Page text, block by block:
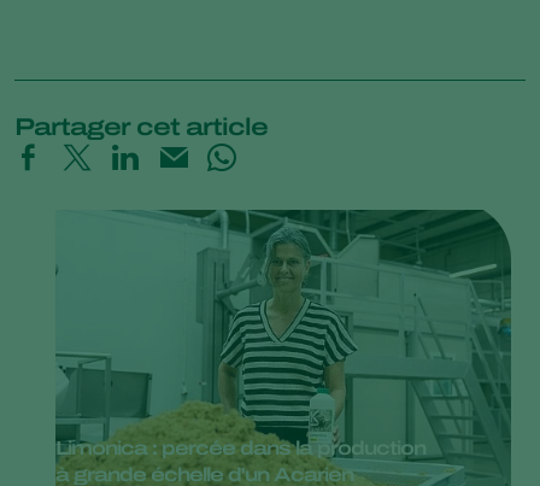
Partager cet article
Limonica : percée dans la production
à grande échelle d'un Acarien